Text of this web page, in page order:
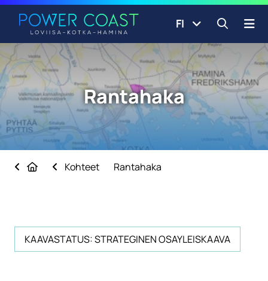
Siirry sisältöön
FI Avaa
Rantahaka
EtusivuKohteet Rantahaka
KAAVASTATUS: STRATEGINEN OSAYLEISKAAVA